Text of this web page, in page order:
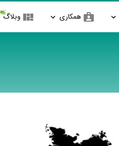
همکاری وبلاگ